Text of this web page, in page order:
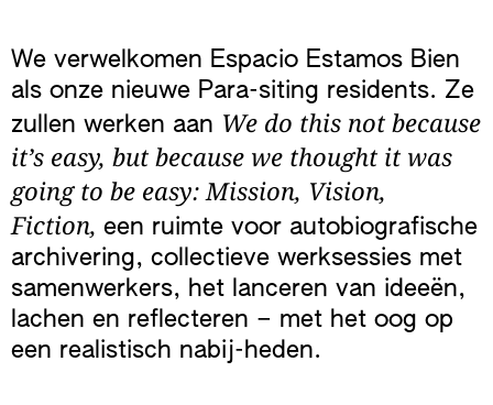
We verwelkomen Espacio Estamos Bien
als onze nieuwe Para-siting residents. Ze
zullen werken aan We do this not because
it’s easy, but because we thought it was
going to be easy: Mission, Vision,
Fiction, een ruimte voor autobiografische
archivering, collectieve werksessies met
samenwerkers, het lanceren van ideeën,
lachen en reflecteren – met het oog op
een realistisch nabij-heden.